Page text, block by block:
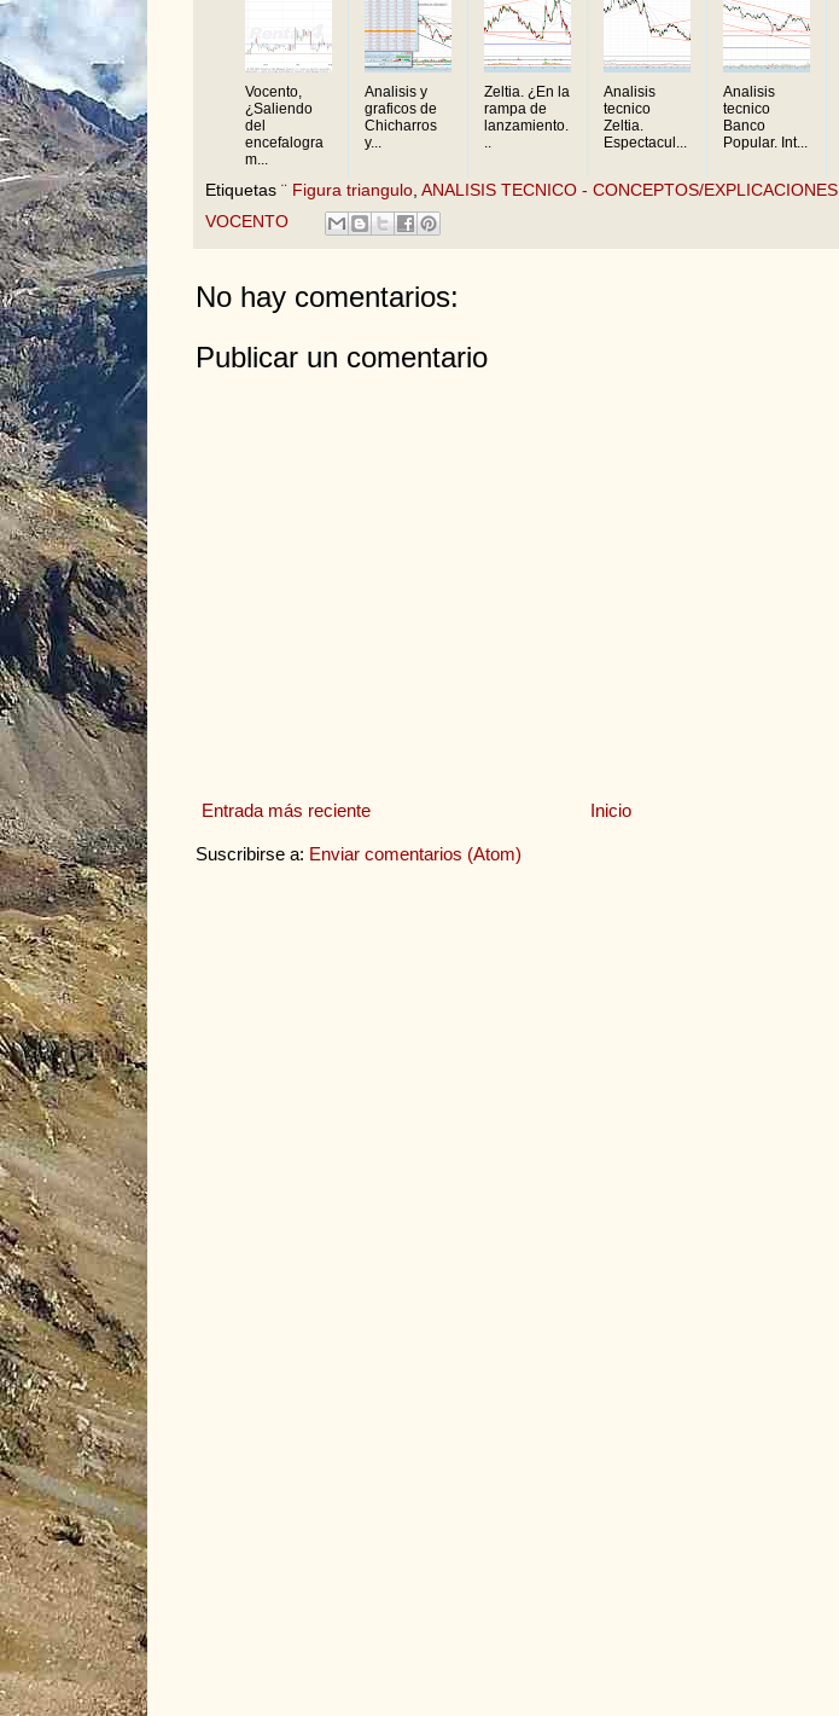
Vocento,
¿Saliendo
del
encefalogra
m...
Analisis y
graficos de
Chicharros
y...
Zeltia. ¿En la
rampa de
lanzamiento.
..
Analisis
tecnico
Zeltia.
Espectacul...
Analisis
tecnico
Banco
Popular. Int...
Etiquetas ¨ Figura triangulo ANALISIS TECNICO - CONCEPTOS/EXPLICACIONES
VOCENTO
No hay comentarios:
Publicar un comentario
Entrada más reciente Inicio
Suscribirse a: Enviar comentarios (Atom)